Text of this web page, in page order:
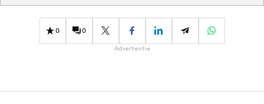
0 0
Advertentie